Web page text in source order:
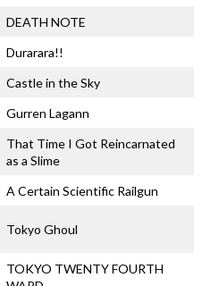
DEATH NOTE
Durarara!!
Castle in the Sky
Gurren Lagann
That Time I Got Reincarnated
as a Slime
A Certain Scientific Railgun
Tokyo Ghoul
TOKYO TWENTY FOURTH